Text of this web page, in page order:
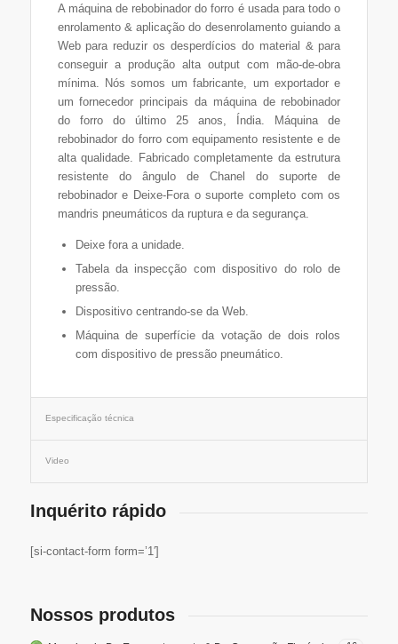
A máquina de rebobinador do forro é usada para todo o
enrolamento & aplicação do desenrolamento guiando a
Web para reduzir os desperdícios do material & para
conseguir a produção alta output com mão-de-obra
mínima. Nós somos um fabricante, um exportador e
um fornecedor principais da máquina de rebobinador
do forro do último 25 anos, Índia. Máquina de
rebobinador do forro com equipamento resistente e de
alta qualidade. Fabricado completamente da estrutura
resistente do ângulo de Chanel do suporte de
rebobinador e Deixe-Fora o suporte completo com os
mandris pneumáticos da ruptura e da segurança.
Deixe fora a unidade.
Tabela da inspecção com dispositivo do rolo de
pressão.
Dispositivo centrando-se da Web.
Máquina de superfície da votação de dois rolos
com dispositivo de pressão pneumático.
Especificação técnica
Video
Inquérito rápido
[si-contact-form form=’1′]
Nossos produtos